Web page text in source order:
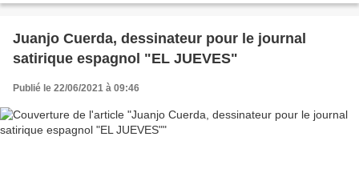
Juanjo Cuerda, dessinateur pour le journal
satirique espagnol "EL JUEVES"
Publié le 22/06/2021 à 09:46